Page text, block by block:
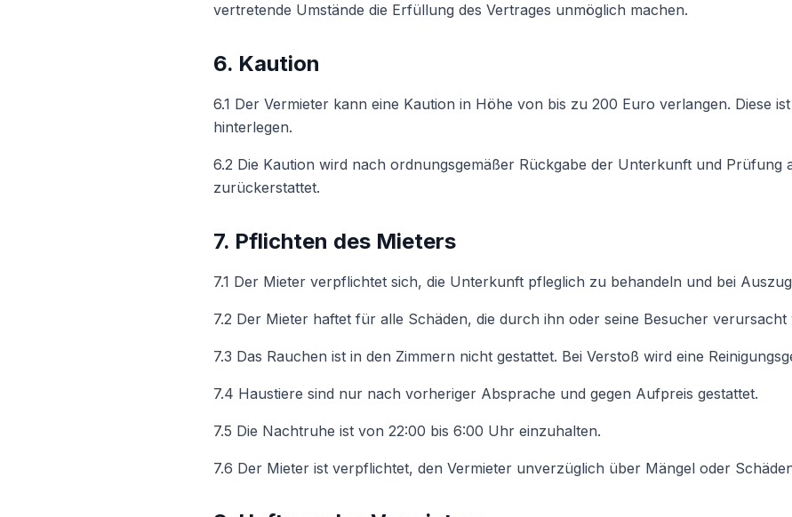
vertretende Umstände die Erfüllung des Vertrages unmöglich machen.
6. Kaution
6.1 Der Vermieter kann eine Kaution in Höhe von bis zu 200 Euro verlangen. Diese
hinterlegen.
6.2 Die Kaution wird nach ordnungsgemäßer Rückgabe der Unterkunft und Prüfung
zurückerstattet.
7. Pflichten des Mieters
7.1 Der Mieter verpflichtet sich, die Unterkunft pfleglich zu behandeln und bei
7.2 Der Mieter haftet für alle Schäden, die durch ihn oder seine Besucher verursacht
7.3 Das Rauchen ist in den Zimmern nicht gestattet. Bei Verstoß wird eine
7.4 Haustiere sind nur nach vorheriger Absprache und gegen Aufpreis gestattet.
7.5 Die Nachtruhe ist von 22:00 bis 6:00 Uhr einzuhalten.
7.6 Der Mieter ist verpflichtet, den Vermieter unverzüglich über Mängel oder